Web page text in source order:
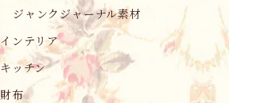
ジャンクジャーナル素材
インテリア
キッチン
財布